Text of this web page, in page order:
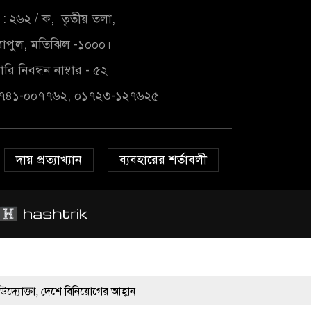
২৬২ / ক, তৃতীয় তলা,
মতিঝিল -১০০০।
নিবন্ধন নাম্বার - ৫২
০০৭৭৬২, ০১৭২৩-১২৭৬২৫
দায় প্রত্যাখ্যান ব্যবহারের শর্তাবলী
আহ্বান